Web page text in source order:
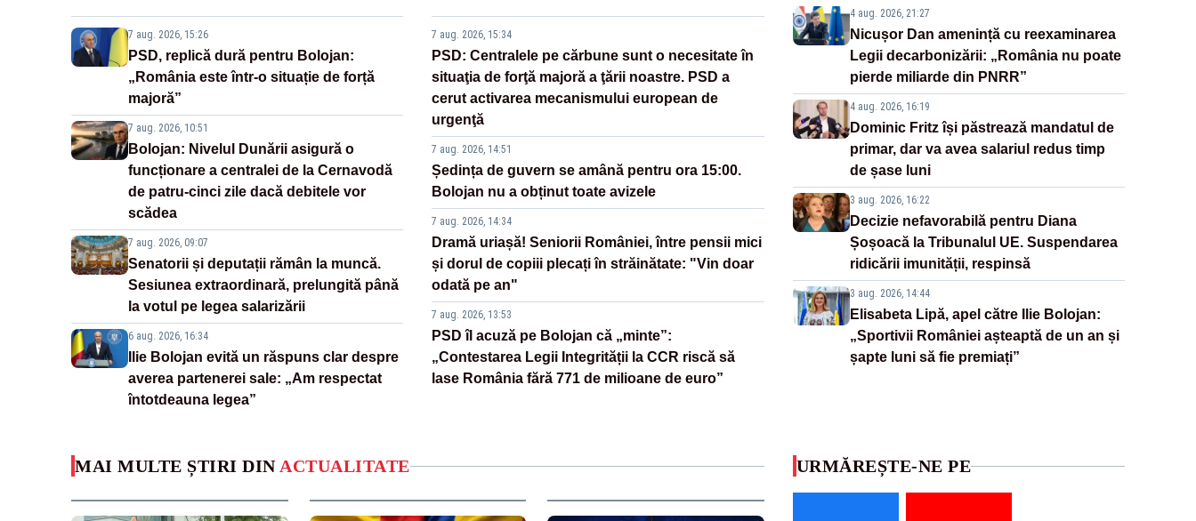
7 aug. 2026, 15:26
PSD, replică dură pentru Bolojan:
„România este într-o situație de forță
majoră”
7 aug. 2026, 10:51
Bolojan: Nivelul Dunării asigură o
funcționare a centralei de la Cernavodă
de patru-cinci zile dacă debitele vor
scădea
7 aug. 2026, 09:07
Senatorii și deputații rămân la muncă.
Sesiunea extraordinară, prelungită până
la votul pe legea salarizării
6 aug. 2026, 16:34
Ilie Bolojan evită un răspuns clar despre
averea partenerei sale: „Am respectat
întotdeauna legea”
7 aug. 2026, 15:34
PSD: Centralele pe cărbune sunt o necesitate în
situaţia de forţă majoră a ţării noastre. PSD a
cerut activarea mecanismului european de
urgenţă
7 aug. 2026, 14:51
Ședința de guvern se amână pentru ora 15:00.
Bolojan nu a obținut toate avizele
7 aug. 2026, 14:34
Dramă uriașă! Seniorii României, între pensii mici
și dorul de copiii plecați în străinătate: "Vin doar
odată pe an"
7 aug. 2026, 13:53
PSD îl acuză pe Bolojan că „minte”:
„Contestarea Legii Integrității la CCR riscă să
lase România fără 771 de milioane de euro”
4 aug. 2026, 21:27
Nicușor Dan amenință cu reexaminarea
Legii decarbonizării: „România nu poate
pierde miliarde din PNRR”
4 aug. 2026, 16:19
Dominic Fritz își păstrează mandatul de
primar, dar va avea salariul redus timp
de șase luni
3 aug. 2026, 16:22
Decizie nefavorabilă pentru Diana
Șoșoacă la Tribunalul UE. Suspendarea
ridicării imunității, respinsă
3 aug. 2026, 14:44
Elisabeta Lipă, apel către Ilie Bolojan:
„Sportivii României așteaptă de un an și
șapte luni să fie premiați”
MAI MULTE ȘTIRI DIN ACTUALITATE URMĂREȘTE-NE PE